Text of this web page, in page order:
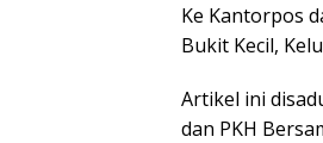
Ke Kantorpos
Bukit Kecil,
Artikel ini
dan PKH